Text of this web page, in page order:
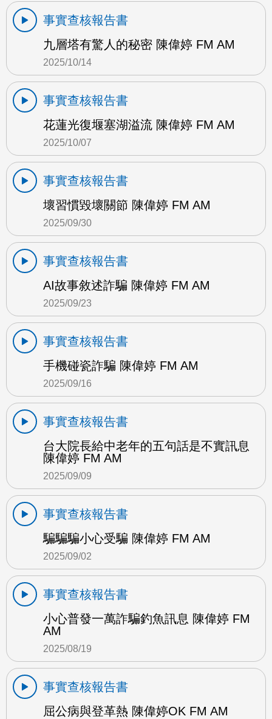
事實查核報告書
九層塔有驚人的秘密 陳偉婷 FM AM
2025/10/14
事實查核報告書
花蓮光復堰塞湖溢流 陳偉婷 FM AM
2025/10/07
事實查核報告書
壞習慣毀壞關節 陳偉婷 FM AM
2025/09/30
事實查核報告書
AI故事敘述詐騙 陳偉婷 FM AM
2025/09/23
事實查核報告書
手機碰瓷詐騙 陳偉婷 FM AM
2025/09/16
事實查核報告書
台大院長給中老年的五句話是不實訊息
陳偉婷 FM AM
2025/09/09
事實查核報告書
騙騙騙小心受騙 陳偉婷 FM AM
2025/09/02
事實查核報告書
小心普發一萬詐騙釣魚訊息 陳偉婷 FM
AM
2025/08/19
事實查核報告書
屈公病與登革熱 陳偉婷OK FM AM